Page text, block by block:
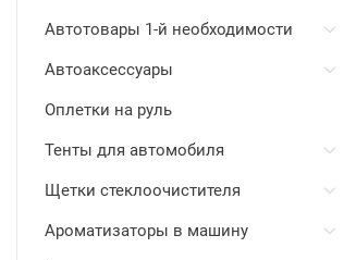
Автотовары 1-й необходимости
Автоаксессуары
Оплетки на руль
Тенты для автомобиля
Щетки стеклоочистителя
Ароматизаторы в машину